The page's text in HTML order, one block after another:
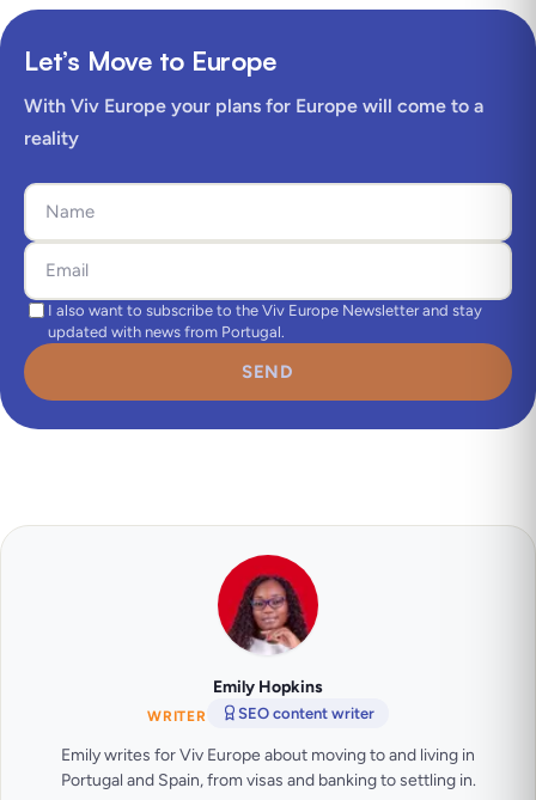
Let’s Move to Europe
With Viv Europe your plans for Europe will come to a
reality
I also want to subscribe to the Viv Europe Newsletter and stay
updated with news from Portugal.
SEND
Emily Hopkins
WRITER SEO content writer
Emily writes for Viv Europe about moving to and living in
Portugal and Spain, from visas and banking to settling in.